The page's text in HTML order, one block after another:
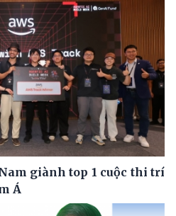
giành top 1 cuộc thi trí
Á